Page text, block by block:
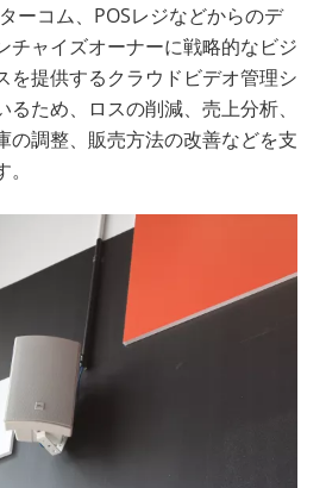
ーコム、POSレジなどからのデ
チャイズオーナーに戦略的なビジ
を提供するクラウドビデオ管理シ
ため、ロスの削減、売上分析、
の調整、販売方法の改善などを支